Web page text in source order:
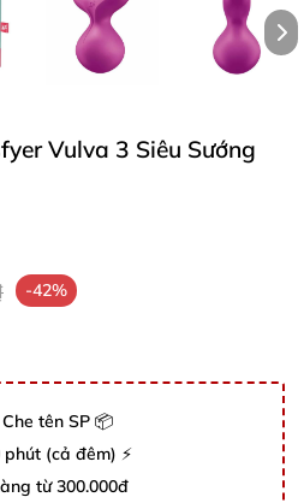
Vulva 3 Siêu Sướng
-42%
tên SP 📦
(cả đêm) ⚡
từ 300.000đ